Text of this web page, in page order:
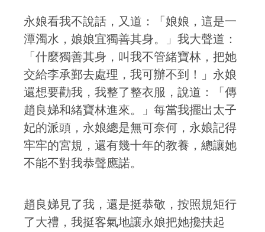
永娘看我不說話，又道：「娘娘，這是一
潭濁水，娘娘宜獨善其身。」我大聲道：
「什麼獨善其身，叫我不管緒寶林，把她
交給李承鄞去處理，我可辦不到！」永娘
還想要勸我，我整了整衣服，說道：「傳
趙良娣和緒寶林進來。」每當我擺出太子
妃的派頭，永娘總是無可奈何，永娘記得
牢牢的宮規，還有幾十年的教養，總讓她
不能不對我恭聲應諾。
趙良娣見了我，還是挺恭敬，按照規矩行
了大禮，我挺客氣地讓永娘把她攙扶起